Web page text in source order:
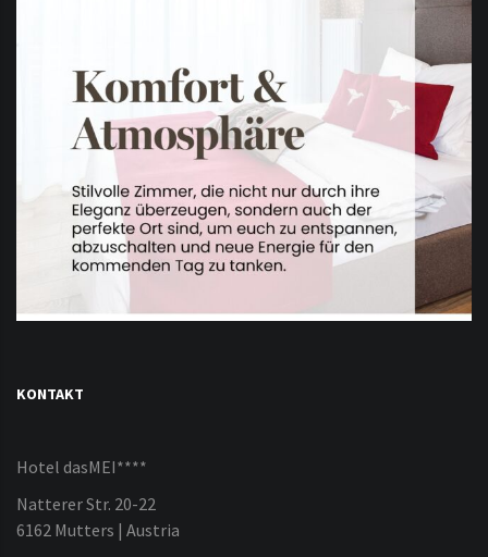
KONTAKT
Hotel dasMEI****
Natterer Str. 20-22
6162 Mutters | Austria